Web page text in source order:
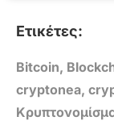
Ετικέτες:
Bitcoin,
cryptonea,